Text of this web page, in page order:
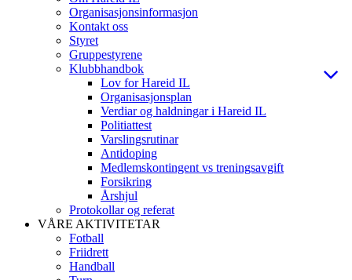
Organisasjonsinformasjon
Kontakt oss
Styret
Gruppestyrene
Klubbhandbok
Lov for Hareid IL
Organisasjonsplan
Verdiar og haldningar i Hareid IL
Politiattest
Varslingsrutinar
Antidoping
Medlemskontingent vs treningsavgift
Forsikring
Årshjul
Protokollar og referat
VÅRE AKTIVITETAR
Fotball
Friidrett
Handball